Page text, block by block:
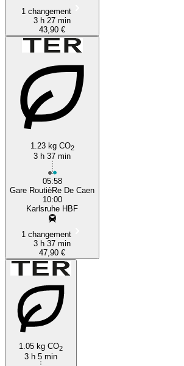
1 changement
3 h 27 min
43,90 €
1.23 kg CO2
3 h 37 min
05:58
Gare RoutièRe De Caen
10:00
Karlsruhe HBF
1 changement
3 h 37 min
47,90 €
1.05 kg CO2
3 h 5 min